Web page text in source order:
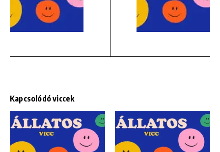
Kapcsolódó viccek